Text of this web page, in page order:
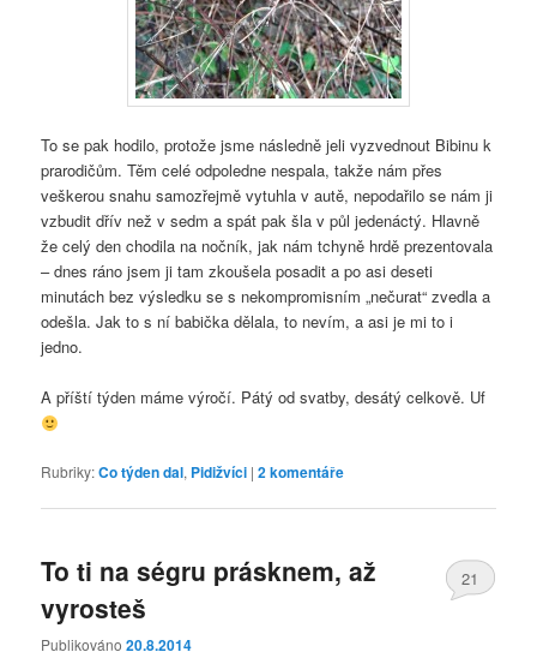
To se pak hodilo, protože jsme následně jeli vyzvednout Bibinu k
prarodičům. Těm celé odpoledne nespala, takže nám přes
veškerou snahu samozřejmě vytuhla v autě, nepodařilo se nám ji
vzbudit dřív než v sedm a spát pak šla v půl jedenáctý. Hlavně
že celý den chodila na nočník, jak nám tchyně hrdě prezentovala
– dnes ráno jsem ji tam zkoušela posadit a po asi deseti
minutách bez výsledku se s nekompromisním „nečurat“ zvedla a
odešla. Jak to s ní babička dělala, to nevím, a asi je mi to i
jedno.
A příští týden máme výročí. Pátý od svatby, desátý celkově. Uf
Rubriky:Co týden dal, Pidižvíci |2komentáře
To ti na ségru prásknem, až
vyrosteš
Publikováno20.8.2014
21